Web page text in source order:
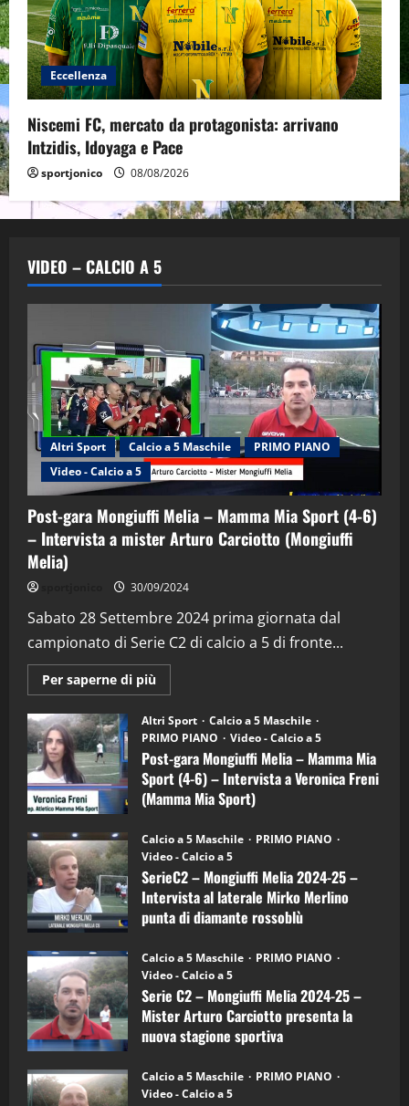
Eccellenza
Niscemi FC, mercato da protagonista: arrivano
Intzidis, Idoyaga e Pace
sportjonico 08/08/2026
VIDEO – CALCIO A 5
Altri Sport Calcio a 5 Maschile
PRIMO PIANO
Video - Calcio a 5
Post-gara Mongiuffi Melia – Mamma Mia Sport (4-6)
– Intervista a mister Arturo Carciotto (Mongiuffi
Melia)
30/09/2024
Sabato 28 Settembre 2024 prima giornata dal
campionato di Serie C2 di calcio a 5 di fronte...
Per saperne di più
informazioni
Post-
gara
Mongiuffi
Melia
–
Mamma
Mia
Sport
6)
–
Intervista
a
mister
Arturo
Carciotto
(Mongiuffi
Altri Sport
Calcio a 5 Maschile
PRIMO PIANO
Video - Calcio a 5
Post-gara Mongiuffi Melia – Mamma Mia
Sport (4-6) – Intervista a Veronica Freni
(Mamma Mia Sport)
Calcio a 5 Maschile
PRIMO PIANO
Video - Calcio a 5
SerieC2 – Mongiuffi Melia 2024-25 –
Intervista al laterale Mirko Merlino
punta di diamante rossoblù
Calcio a 5 Maschile
PRIMO PIANO
Video - Calcio a 5
Serie C2 – Mongiuffi Melia 2024-25 –
Mister Arturo Carciotto presenta la
nuova stagione sportiva
Calcio a 5 Maschile
PRIMO PIANO
Video - Calcio a 5
2
“SportEmpire” in Podcast: 29^ Puntata
(Martedi 28 Aprile 2026)
28/04/2026
3
"SportEmpire" in Podcast
“SportEmpire” in Podcast: 28^ Puntata
(Martedi 21 Aprile 2026)
21/04/2026
4
“SportEmpire” in Podcast: 27^ Puntata
(Martedi 14 Aprile 2026)
15/04/2026
5
“SportEmpire” in Podcast: 26^ Puntata
(Martedi 07 Aprile 2026)
08/04/2026
“SportEmpire” in Podcast: 30^ Puntata
(Martedi 05 Maggio 2026)